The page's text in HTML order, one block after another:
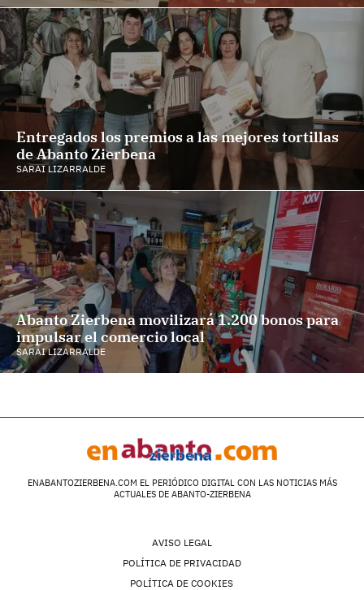
Entregados los premios a las mejores tortillas
de Abanto Zierbena
SARAI LIZARRALDE
Abanto Zierbena movilizará 1.200 bonos para
impulsar el comercio local
SARAI LIZARRALDE
ENABANTOZIERBENA.COM EL PERIÓDICO DIGITAL CON LAS NOTICIAS MÁS
ACTUALES DE ABANTO-ZIERBENA
AVISO LEGAL
POLÍTICA DE PRIVACIDAD
POLÍTICA DE COOKIES